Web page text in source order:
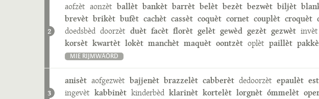
2
aofzèt aonzèt ballèt bankèt barrèt belèt bezèt bezwèt biljèt
brevèt brikèt bufèt cachèt cassèt coquèt cornet couplèt croquèt
doedsbèd doorzèt duèt facèt florèt gelèt gewèd gezèt gezwèt invèt
korsèt kwartèt lokèt manchèt maquèt oontzèt oplèt paillèt
MIE RIJMWÄÖRD
3
anisèt aofgezwèt bajjenèt brazzelèt cabberèt dedoorzèt epaulèt
ingevèt kabbinèt kinderbèd klarinèt kortelèt lorgnèt ómmelèt